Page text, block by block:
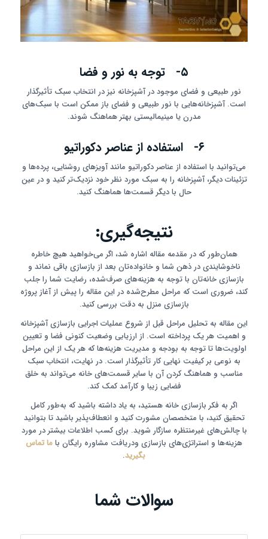
۵- توجه به نور و فضا
نور طبیعی و فضای موجود در آشپزخانه نیز در انتخاب سبک تأثیرگذار
است. آشپزخانه‌هایی با نور طبیعی و فضای باز ممکن است با سبک‌های
مدرن یا مینیمالیستی بهتر هماهنگ شوند.
۶- استفاده از عناصر دکوراتیو
می‌توانید با استفاده از عناصر دکوراتیو مانند آویزهای روشنایی، پرده‌ها و
تزئینات دیگر، آشپزخانه را به سبک مورد نظر خود نزدیک‌تر کنید و در عین
حال با دیگر قسمت‌ها هماهنگ کنید.
نتیجه‌گیری:
همان‌طور که در مقدمه مقاله اشاره شد، اگر می‌خواهید هیچ خاطره
ناخوشایندی در ذهن شما و خانواده‌تان بعد از بازسازی باقی نماند و
بازسازی خانه‌تان با توجه به هزینه‌های صرف‌شده، رضایت شما را جلب
کند، ضروری است که مراحل مطرح‌شده در این مقاله را پیش از آغاز پروژه
بازسازی منزل به دقت بررسی کنید.
این مقاله به تحلیل مراحل قبل از شروع عملیات اجرایی بازسازی آشپزخانه
و اهمیت هر یک پرداخته است. از ارزیابی وضعیت کنونی فضا و تعیین
اولویت‌ها تا توجه به بودجه و مدیریت هزینه‌ها که هر یک از این مراحل
به نوعی بر کیفیت نهایی کار تأثیرگذار است. در نهایت، انتخاب سبک
مناسب و هماهنگ کردن آن با سایر قسمت‌های خانه می‌تواند به خلق
فضایی زیبا و کارآمد کمک کند.
اگر به فکر بازسازی خانه هستید، به یاد داشته باشید که به‌طور کامل
تحقیق کنید، با متخصصان مشورت کنید و انعطاف‌پذیر باشید تا بتوانید
با چالش‌های غیرمنتظره سازگار شوید. برای کسب اطلاعات بیشتر در مورد
هزینه‌ها و استراتژی‌های بازسازی ودریافت مشاوره رایگان باما تماس
بگیرید.
سوالات شما